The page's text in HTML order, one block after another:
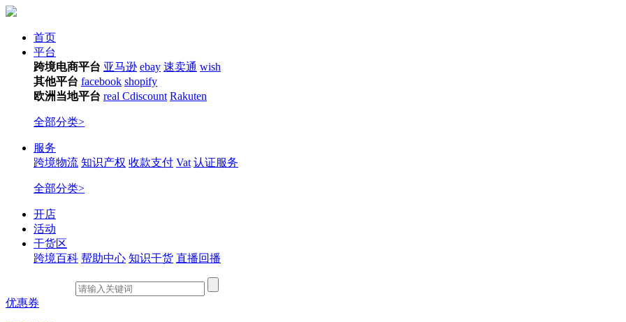
首页
平台
跨境电商平台 亚马逊 ebay 速卖通 wish
其他平台 facebook shopify
欧洲当地平台 real Cdiscount Rakuten
全部分类>
服务
跨境物流 知识产权 收款支付 Vat 认证服务
全部分类>
开店
活动
干货区
跨境百科 帮助中心 知识干货 直播回播
优惠券